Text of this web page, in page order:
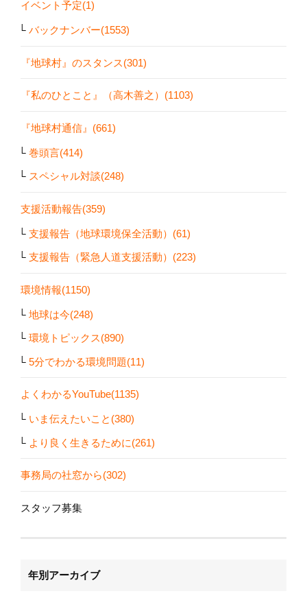
イベント予定(1)
バックナンバー(1553)
『地球村』のスタンス(301)
『私のひとこと』（高木善之）(1103)
『地球村通信』(661)
巻頭言(414)
スペシャル対談(248)
支援活動報告(359)
支援報告（地球環境保全活動）(61)
支援報告（緊急人道支援活動）(223)
環境情報(1150)
地球は今(248)
環境トピックス(890)
5分でわかる環境問題(11)
よくわかるYouTube(1135)
いま伝えたいこと(380)
より良く生きるために(261)
事務局の社窓から(302)
スタッフ募集
年別アーカイブ